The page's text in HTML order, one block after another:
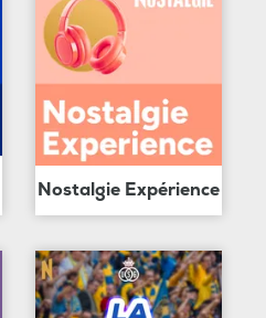
Nostalgie Expérience